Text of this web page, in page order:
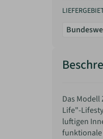
Das
Life"-
luftigen
funktionale